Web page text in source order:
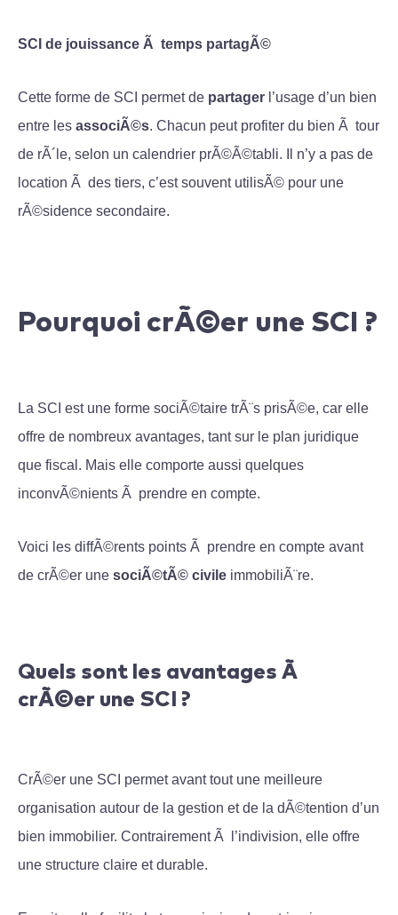
SCI de jouissance Ã temps partagÃ©
Cette forme de SCI permet de partager l’usage d’un bien
entre les associÃ©s. Chacun peut profiter du bien Ã tour
de rÃ´le, selon un calendrier prÃ©Ã©tabli. Il n’y a pas de
location Ã des tiers, c’est souvent utilisÃ© pour une
rÃ©sidence secondaire.
Pourquoi crÃ©er une SCI ?
La SCI est une forme sociÃ©taire trÃ¨s prisÃ©e, car elle
offre de nombreux avantages, tant sur le plan juridique
que fiscal. Mais elle comporte aussi quelques
inconvÃ©nients Ã prendre en compte.
Voici les diffÃ©rents points Ã prendre en compte avant
de crÃ©er une sociÃ©tÃ© civile immobiliÃ¨re.
Quels sont les avantages Ã
crÃ©er une SCI ?
CrÃ©er une SCI permet avant tout une meilleure
organisation autour de la gestion et de la dÃ©tention d’un
bien immobilier. Contrairement Ã l’indivision, elle offre
une structure claire et durable.